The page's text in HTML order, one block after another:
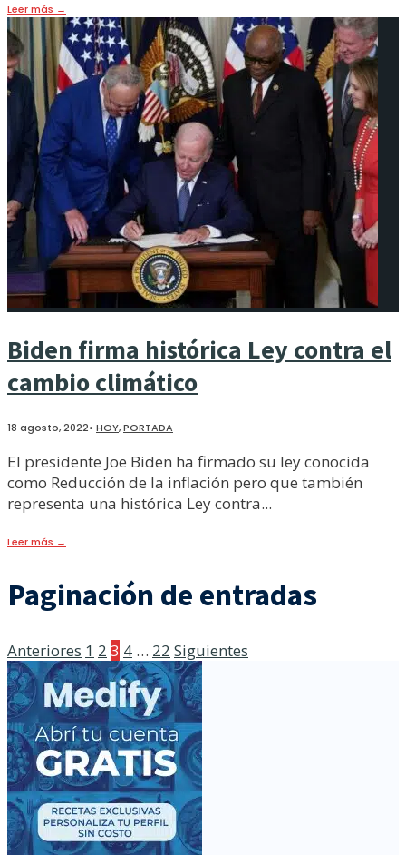
Leer más →
Biden firma histórica Ley contra el
cambio climático
18 agosto, 2022• HOY,PORTADA
El presidente Joe Biden ha firmado su ley conocida
como Reducción de la inflación pero que también
representa una histórica Ley contra...
Leer más →
Paginación de entradas
Anteriores 1 2 3 4 … 22 Siguientes